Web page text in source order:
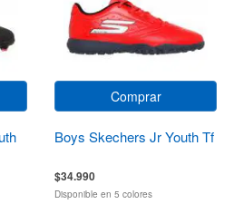
Comprar
Boys Skechers Jr Youth Tf
$34.990
Disponible en 5 colores